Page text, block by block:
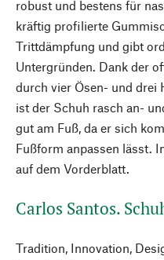
robust und bestens für
kräftig profilierte
Trittdämpfung und gibt
Untergründen. Dank der
durch vier Ösen- und drei
ist der Schuh rasch an-
gut am Fuß, da er sich
Fußform anpassen lässt.
auf dem Vorderblatt.
Carlos Santos.
Tradition, Innovation,